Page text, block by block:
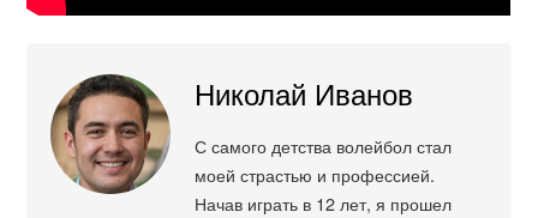
Николай Иванов
С самого детства волейбол стал
моей страстью и профессией.
Начав играть в 12 лет, я прошел